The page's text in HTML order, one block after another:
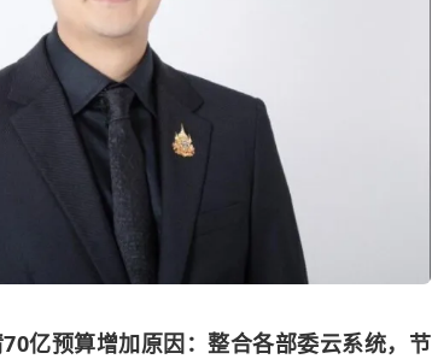
亿预算增加原因：整合各部委云系统，节